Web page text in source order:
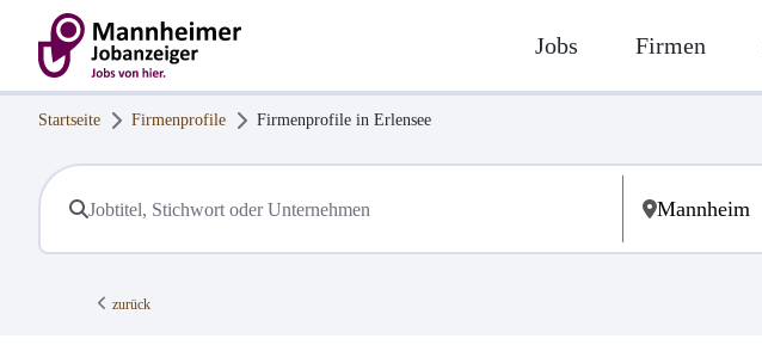
Jobs Firmen
Startseite Firmenprofile Firmenprofile in Erlensee
zurück